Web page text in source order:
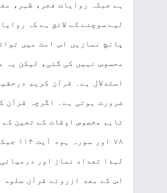
ہے جبکہ روایات فجر، ظہر،
لیے سوچنے کے لائق ہے کہ
پانچ نمازیں اس امت میں
محسوس نہیں کی گئی، لیکن یہ
ضرورت ہوتی ہے۔ اگرچہ قرآن
لہذا تعداد نماز اور
اس کے بعد ازروئے قرآن